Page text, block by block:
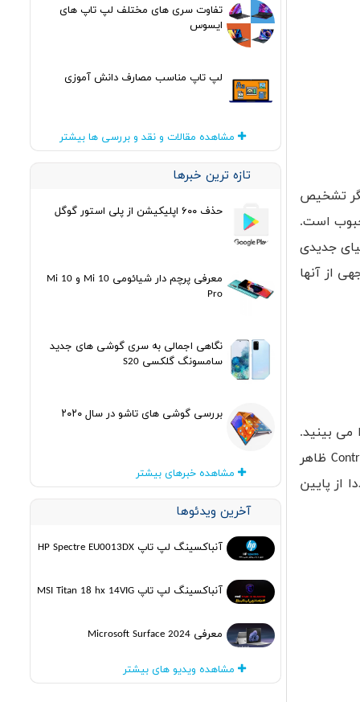
تشخیص
است.
جدیدی
از آنها
می بینید.
ظاهر
از پایین
تفاوت سری های مختلف لپ تاپ های
ایسوس
لپ تاپ مناسب مصارف دانش آموزی
مشاهده مقالات و نقد و بررسی ها بیشتر
تازه ترین خبرها
حذف ۶۰۰ اپلیکیشن از پلی استور گوگل
معرفی پرچم دار شیائومی Mi 10 و Mi 10
Pro
نگاهی اجمالی به سری گوشی های جدید
سامسونگ گلکسی S20
بررسی گوشی های تاشو در سال ۲۰۲۰
مشاهده خبرهای بیشتر
آخرین ویدئوها
آنباکسینگ لپ تاپ HP Spectre EU0013DX
آنباکسینگ لپ تاپ MSI Titan 18 hx 14VIG
معرفی Microsoft Surface 2024
مشاهده ویدیو های بیشتر